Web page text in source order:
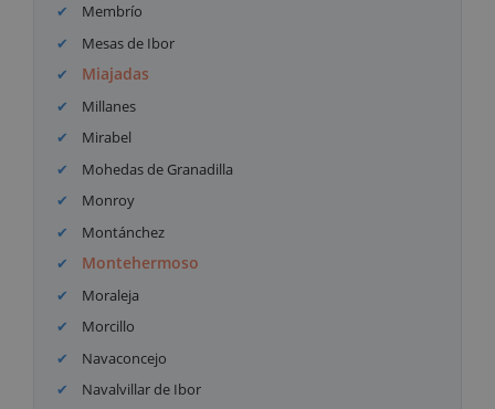
Membrío
Mesas de Ibor
Miajadas
Millanes
Mirabel
Mohedas de Granadilla
Monroy
Montánchez
Montehermoso
Moraleja
Morcillo
Navaconcejo
Navalvillar de Ibor